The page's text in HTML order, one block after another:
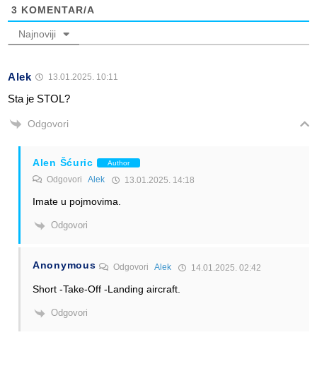
3 KOMENTAR/A
Najnoviji
Alek 13.01.2025. 10:11
Sta je STOL?
Odgovori
Alen Šćuric Author
Odgovori Alek 13.01.2025. 14:18
Imate u pojmovima.
Odgovori
Anonymous OdgovoriAlek 14.01.2025. 02:42
Short -Take-Off -Landing aircraft.
Odgovori